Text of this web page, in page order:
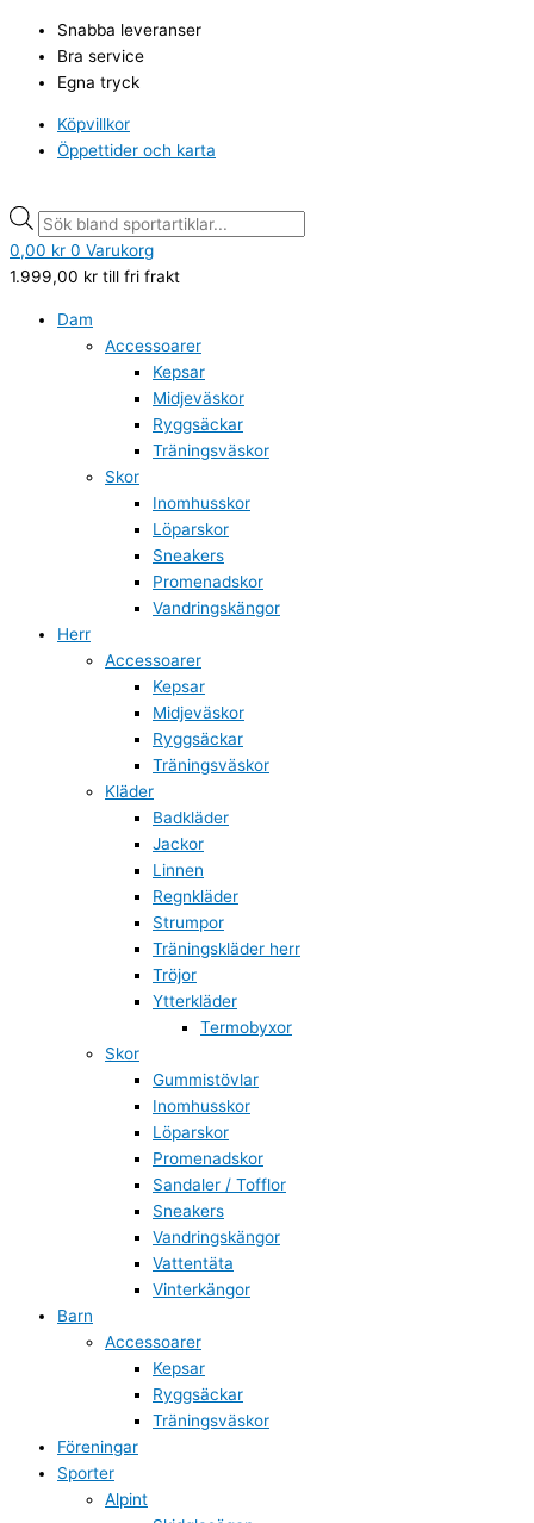
innehåll
Snabba leveranser
Bra service
Egna tryck
Köpvillkor
Öppettider och karta
search
0,00 kr 0 Varukorg
1.999,00 kr till fri frakt
Dam
Accessoarer
Kepsar
Midjeväskor
Ryggsäckar
Träningsväskor
Skor
Inomhusskor
Löparskor
Sneakers
Promenadskor
Vandringskängor
Herr
Accessoarer
Kepsar
Midjeväskor
Ryggsäckar
Träningsväskor
Kläder
Badkläder
Jackor
Linnen
Regnkläder
Strumpor
Träningskläder herr
Tröjor
Ytterkläder
Termobyxor
Skor
Gummistövlar
Inomhusskor
Löparskor
Promenadskor
Sandaler / Tofflor
Sneakers
Vandringskängor
Vattentäta
Vinterkängor
Barn
Accessoarer
Kepsar
Ryggsäckar
Träningsväskor
Föreningar
Sporter
Alpint
search
Stekpanna
mängd